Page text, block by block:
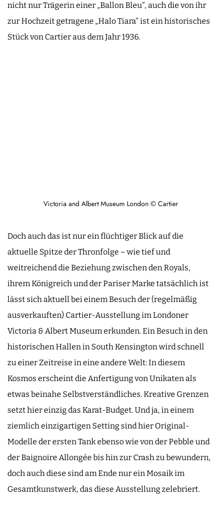
nicht nur Trägerin einer „Ballon Bleu“, auch die von ihr
zur Hochzeit getragene „Halo Tiara“ ist ein historisches
Stück von Cartier aus dem Jahr 1936.
Victoria and Albert Museum London © Cartier
Doch auch das ist nur ein flüchtiger Blick auf die
aktuelle Spitze der Thronfolge – wie tief und
weitreichend die Beziehung zwischen den Royals,
ihrem Königreich und der Pariser Marke tatsächlich ist
lässt sich aktuell bei einem Besuch der (regelmäßig
ausverkauften) Cartier-Ausstellung im Londoner
Victoria & Albert Museum erkunden. Ein Besuch in den
historischen Hallen in South Kensington wird schnell
zu einer Zeitreise in eine andere Welt: In diesem
Kosmos erscheint die Anfertigung von Unikaten als
etwas beinahe Selbstverständliches. Kreative Grenzen
setzt hier einzig das Karat-Budget. Und ja, in einem
ziemlich einzigartigen Setting sind hier Original-
Modelle der ersten Tank ebenso wie von der Pebble und
der Baignoire Allongée bis hin zur Crash zu bewundern,
doch auch diese sind am Ende nur ein Mosaik im
Gesamtkunstwerk, das diese Ausstellung zelebriert.